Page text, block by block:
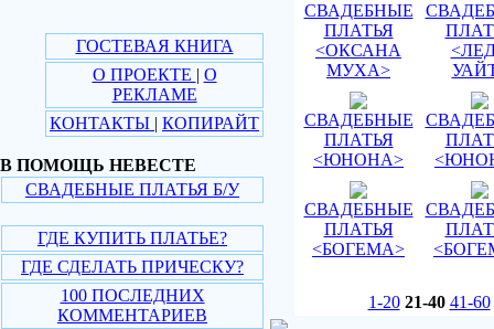
ГОСТЕВАЯ КНИГА
О ПРОЕКТЕ | О
РЕКЛАМЕ
КОНТАКТЫ | КОПИРАЙТ
В ПОМОЩЬ НЕВЕСТЕ
СВАДЕБНЫЕ ПЛАТЬЯ Б/У
ГДЕ КУПИТЬ ПЛАТЬЕ?
ГДЕ СДЕЛАТЬ ПРИЧЕСКУ?
100 ПОСЛЕДНИХ
КОММЕНТАРИЕВ
СВАДЕБНЫЕ
ПЛАТЬЯ
<ОКСАНА
МУХА>
СВАДЕБНЫЕ
ПЛАТЬЯ
<ЮНОНА>
СВАДЕБНЫЕ
ПЛАТЬЯ
<БОГЕМА>
1-20 21-40 41-60